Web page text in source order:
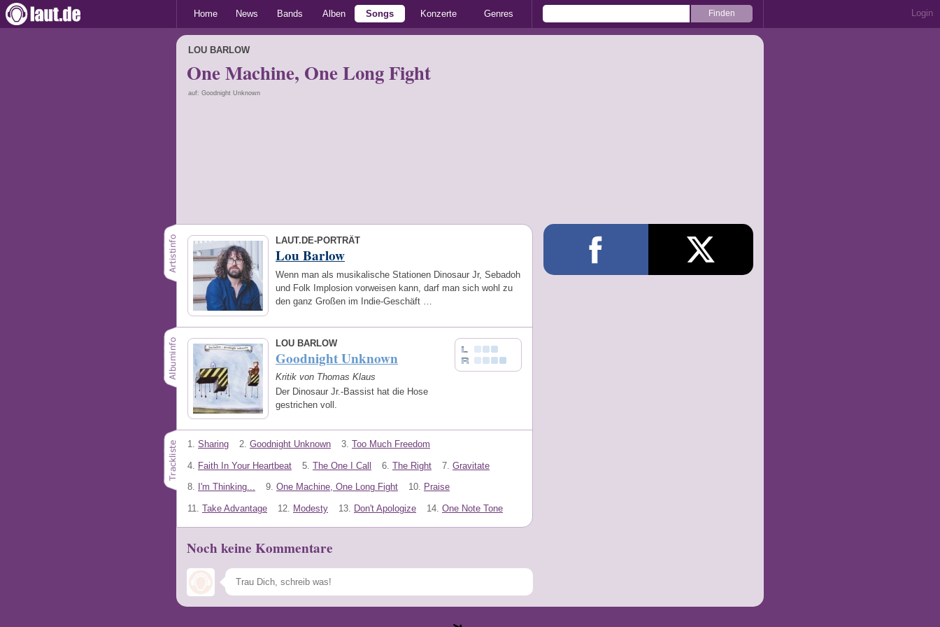
Home News Bands Alben Songs Konzerte Genres Login
LOU BARLOW
One Machine, One Long Fight
auf: Goodnight Unknown
LAUT.DE-PORTRÄT
Lou Barlow
Wenn man als musikalische Stationen Dinosaur Jr, Sebadoh
und Folk Implosion vorweisen kann, darf man sich wohl zu
den ganz Großen im Indie-Geschäft …
LOU BARLOW
Goodnight Unknown
Kritik von Thomas Klaus
Der Dinosaur Jr.-Bassist hat die Hose
gestrichen voll.
1. Sharing 2. Goodnight Unknown 3. Too Much Freedom
4. Faith In Your Heartbeat 5. The One I Call 6. The Right 7. Gravitate
8. I'm Thinking... 9. One Machine, One Long Fight 10. Praise
11. Take Advantage 12. Modesty 13. Don't Apologize 14. One Note Tone
Noch keine Kommentare
Speichern